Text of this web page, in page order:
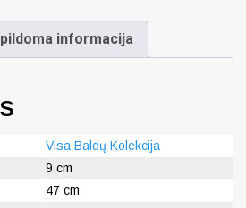
informacija
Visa Baldų Kolekcija
9 cm
47 cm